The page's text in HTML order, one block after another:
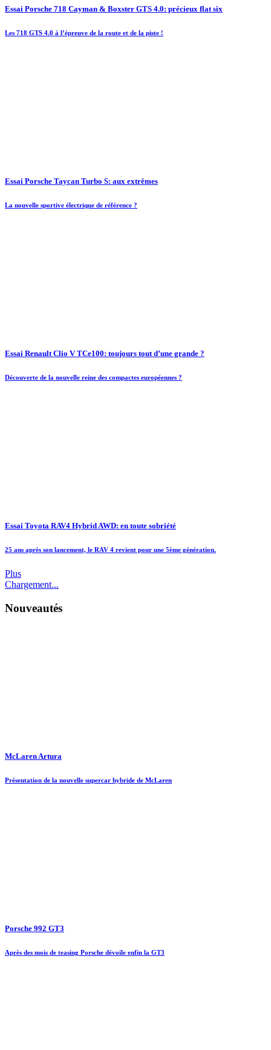
Essai Porsche 718 Cayman & Boxster GTS 4.0: précieux flat six
Les 718 GTS 4.0 à l’épreuve de la route et de la piste !
Essai Porsche Taycan Turbo S: aux extrêmes
La nouvelle sportive électrique de référence ?
Essai Renault Clio V TCe100: toujours tout d’une grande ?
Découverte de la nouvelle reine des compactes européennes ?
Essai Toyota RAV4 Hybrid AWD: en toute sobriété
25 ans après son lancement, le RAV 4 revient pour une 5ème génération.
Plus
Chargement...
Nouveautés
McLaren Artura
Présentation de la nouvelle supercar hybride de McLaren
Porsche 992 GT3
Après des mois de teasing Porsche dévoile enfin la GT3